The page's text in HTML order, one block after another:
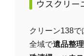
ウスクリー
クリーン138
全域で遺品整